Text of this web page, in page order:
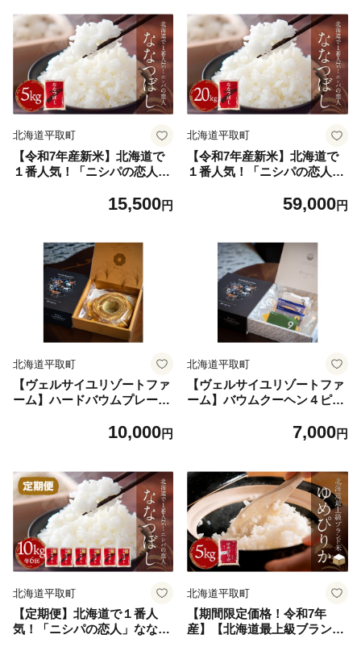
北海道 平取町 送料無料】 BR
TH037
北海道 平取町 送料無料】 BR
TH036
北海道平取町
【令和7年産新米】北海道で
１番人気！「ニシパの恋人」
税 人気 おすすめ ランキング
海道 平取町 送料無料 】 BRT
15,500円
北海道平取町
【令和7年産新米】北海道で
１番人気！「ニシパの恋人」
【 ふるさと納税 人気 おすす
おいしい 北海道 平取町 送料
無料 】 BRTH035
59,000円
北海道平取町
【ヴェルサイユリゾートファ
ーム】ハードバウムプレーン
ジ 【ふるさと納税 人気 おす
ートファーム バウムクーヘン
ring-ring 日高 北海道 平取町
送料無料】 BRTV483
10,000円
北海道平取町
【ヴェルサイユリゾートファ
ーム】バウムクーヘン４ピー
ージ 【ふるさと納税 人気 お
ゾートファーム バウムクーヘ
ン ring-ring 日高 北海道 平取
町 送料無料】 BRTV484
7,000円
北海道平取町
【定期便】北海道で１番人
気！「ニシパの恋人」ななつ
北海道平取町
【期間限定価格！令和7年
産】【北海道最上級ブランド